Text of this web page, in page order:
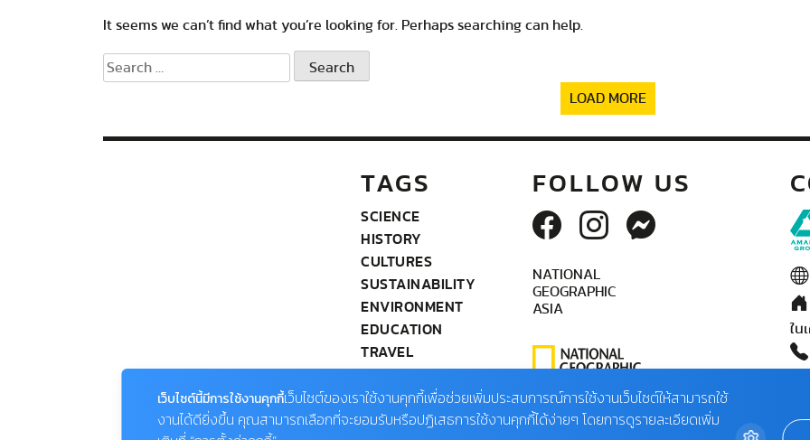
It seems we can’t find what you’re looking for. Perhaps searching can help.
Search
for:
LOAD MORE
TAGS
SCIENCE
HISTORY
CULTURES
SUSTAINABILITY
ENVIRONMENT
EDUCATION
TRAVEL
PHOTOGRAPHY
WILDLIFE
OUR TEAM
FOLLOW US
NATIONAL
GEOGRAPHIC
ASIA
ใน
เว็บไซต์นี้มีการใช้งานคุกกี้เว็บไซต์ของเราใช้งานคุกกี้เพื่อช่วยเพิ่มประสบการณ์การใช้งานเว็บไซต์ให้สามารถใช้
งานได้ดียิ่งขึ้น คุณสามารถเลือกที่จะยอมรับหรือปฏิเสธการใช้งานคุกกี้ได้ง่ายๆ โดยการดูรายละเอียดเพิ่ม